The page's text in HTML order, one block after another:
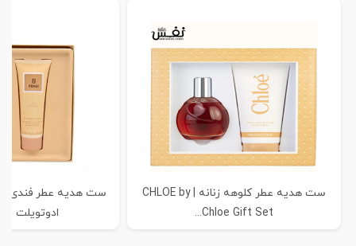
ست هدیه عطر کلوهه زنانه | CHLOE by
Chloe Gift Set...
ست هدیه عطر فندی
ادوتویلت